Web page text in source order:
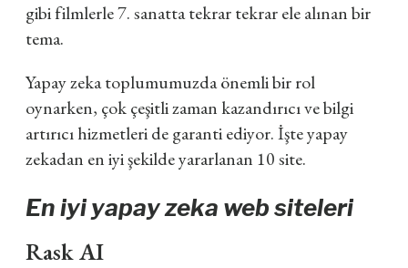
gibi filmlerle 7. sanatta tekrar tekrar ele alınan bir
tema.
Yapay zeka toplumumuzda önemli bir rol
oynarken, çok çeşitli zaman kazandırıcı ve bilgi
artırıcı hizmetleri de garanti ediyor. İşte yapay
zekadan en iyi şekilde yararlanan 10 site.
En iyi yapay zeka web siteleri
Rask AI